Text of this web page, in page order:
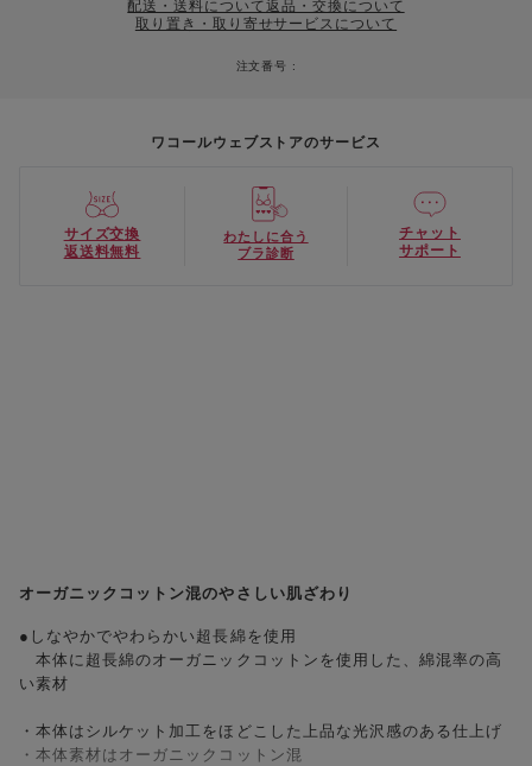
配送・送料について返品・交換について
取り置き・取り寄せサービスについて
注文番号 :
ワコールウェブストアのサービス
サイズ交換
返送料無料
わたしに合う
ブラ診断
チャット
サポート
オーガニックコットン混のやさしい肌ざわり
●しなやかでやわらかい超長綿を使用
本体に超長綿のオーガニックコットンを使用した、綿混率の高
い素材
・本体はシルケット加工をほどこした上品な光沢感のある仕上げ
・本体素材はオーガニックコットン混